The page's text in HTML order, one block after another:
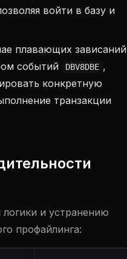
войти в базу и
плавающих зависаний
событий DBV8DBE ,
конкретную
транзакции
и устранению
профайлинга: